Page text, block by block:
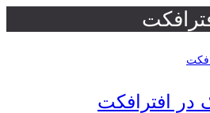
افترافکت